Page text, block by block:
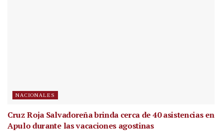
NACIONALES
Cruz Roja Salvadoreña brinda cerca de 40 asistencias en
Apulo durante las vacaciones agostinas